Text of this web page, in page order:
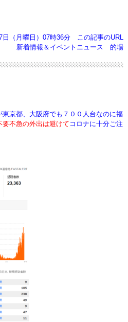
日（月曜日）07時36分
この記事のURL
新着情報＆イベントニュース
的場
京都、大阪府でも７００人台なのに福
要不急の外出は避けて コロナに十分ご注